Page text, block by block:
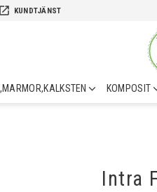
launch KUNDTJÄNST
KOMPOSIT
Intra